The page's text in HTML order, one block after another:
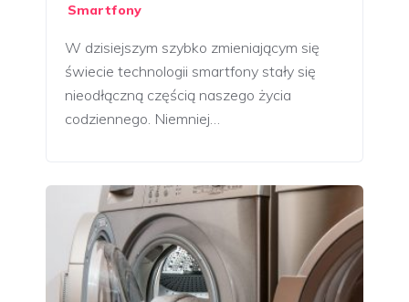
Smartfony
W dzisiejszym szybko zmieniającym się
świecie technologii smartfony stały się
nieodłączną częścią naszego życia
codziennego. Niemniej…